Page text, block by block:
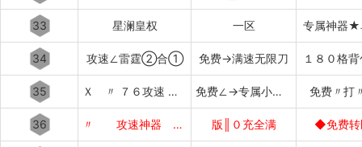
33 星澜皇权 一区 专属神器★
34 攻速∠雷霆②合① 免费→满速无限刀 １８０格
35 Ｘ 〃 ７６攻速 〃 Ｘ 免费∠→专属小极品 免费〃打
36 〃 攻速神器 〃 版║０充全满 ◆免费